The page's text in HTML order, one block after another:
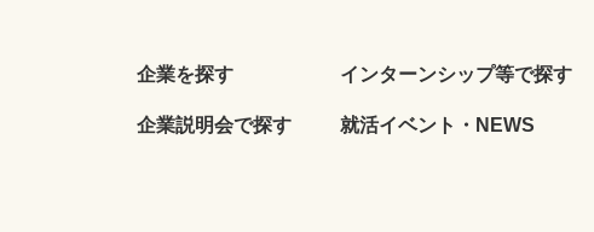
企業を探す
企業説明会で探す
インターンシップ等で探す
就活イベント・NEWS